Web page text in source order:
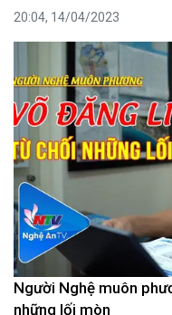
20:04, 14/04/2023
Người Nghệ muôn
những lối mòn